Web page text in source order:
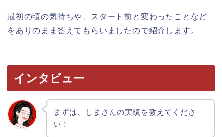
最初の頃の気持ちや、スタート前と変わったことなど
をありのまま答えてもらいましたので紹介します。
インタビュー
まずは、しまさんの実績を教えてくださ
い！